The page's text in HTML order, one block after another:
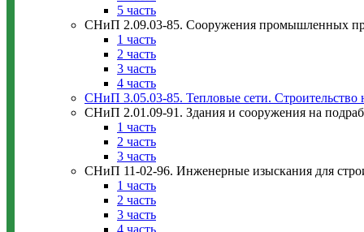
5 часть
СНиП 2.09.03-85. Сооружения промышленных
1 часть
2 часть
3 часть
4 часть
СНиП 3.05.03-85. Тепловые сети.
CНиП 2.01.09-91. Здания и сооружения на
1 часть
2 часть
3 часть
СНиП 11-02-96. Инженерные изыскания для
1 часть
2 часть
3 часть
4 часть